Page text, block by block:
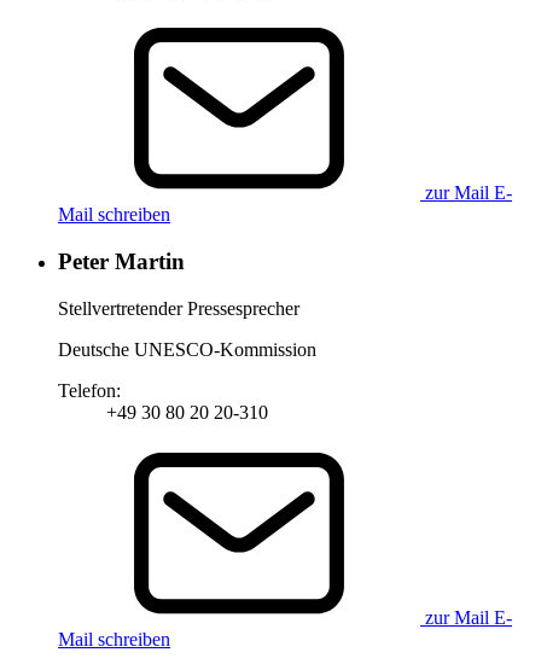
zur Mail E-
Mail schreiben
Peter Martin
Stellvertretender Pressesprecher
Deutsche UNESCO-Kommission
Telefon:
+49 30 80 20 20-310
zur Mail E-
Mail schreiben